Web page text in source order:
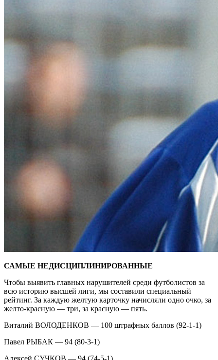
САМЫЕ НЕДИСЦИПЛИНИРОВАННЫЕ
Чтобы выявить главных нарушителей среди футболистов за
всю историю высшей лиги, мы составили специальный
рейтинг. За каждую желтую карточку начисляли одно очко, за
желто-красную — три, за красную — пять.
Виталий ВОЛОДЕНКОВ — 100 штрафных баллов (92-1-1)
Павел РЫБАК — 94 (80-3-1)
Алексей СУЧКОВ — 94 (74-5-1)